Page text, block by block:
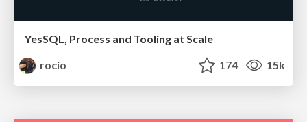
YesSQL, Process and Tooling at Scale
rocio
174 15k